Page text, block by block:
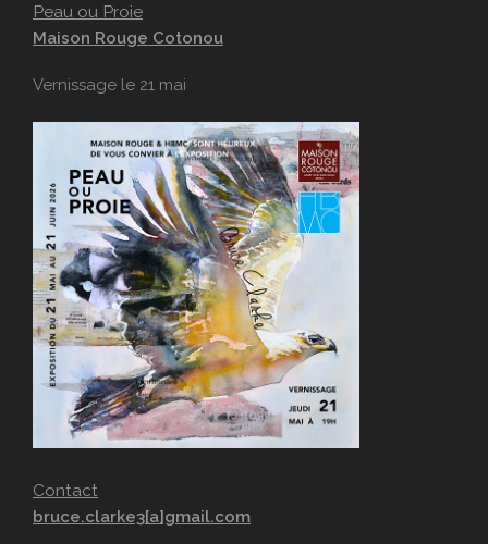
Peau ou Proie
Maison Rouge Cotonou
Vernissage le 21 mai
Contact
bruce.clarke3[a]gmail.com